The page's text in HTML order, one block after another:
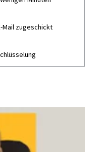
Mail zugeschickt